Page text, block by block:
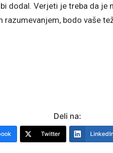
dodal. Verjeti je treba da je
bodo vaše
Deli na:
Twitter